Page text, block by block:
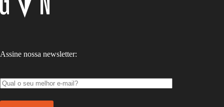
Assine nossa newsletter: